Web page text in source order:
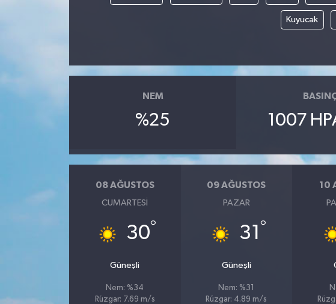
Kuyucak
NEM
%25 1007
08 AĞUSTOS
CUMARTESI
30°
Güneşli
Nem: %34
Rüzgar: 7.69 m/s
09 AĞUSTOS
PAZAR
31 °
Güneşli
Nem: %31
Rüzgar: 4.89 m/s
10